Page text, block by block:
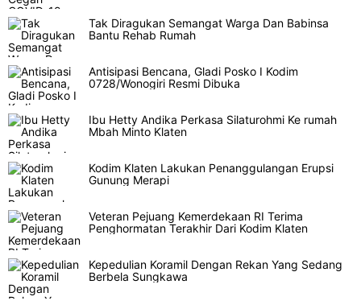
Tak Diragukan Semangat Warga Dan Babinsa
Bantu Rehab Rumah
Antisipasi Bencana, Gladi Posko I Kodim
0728/Wonogiri Resmi Dibuka
Ibu Hetty Andika Perkasa Silaturohmi Ke rumah
Mbah Minto Klaten
Kodim Klaten Lakukan Penanggulangan Erupsi
Gunung Merapi
Veteran Pejuang Kemerdekaan RI Terima
Penghormatan Terakhir Dari Kodim Klaten
Kepedulian Koramil Dengan Rekan Yang Sedang
Berbela Sungkawa